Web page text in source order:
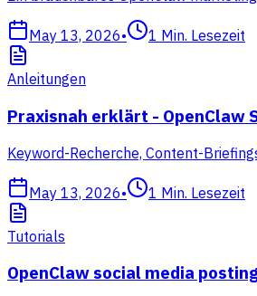
May 13, 2026• 1 Min. Lesezeit
Anleitungen
Praxisnah erklärt - OpenClaw
Keyword-Recherche, Content-
May 13, 2026• 1 Min. Lesezeit
Tutorials
OpenClaw social media